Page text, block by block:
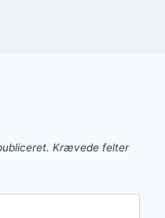
Krævede felter